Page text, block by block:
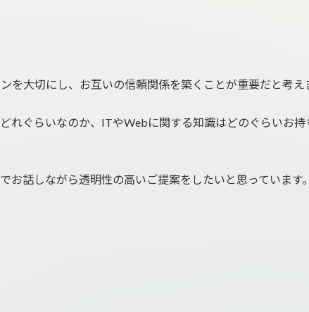
大切にし、お互いの信頼関係を築くことが重要だと考え
れぐらいなのか、ITやWebに関する知識はどのぐらいお持
話しながら透明性の高いご提案をしたいと思っています。